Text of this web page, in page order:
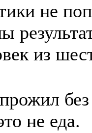
не
из
не еда.